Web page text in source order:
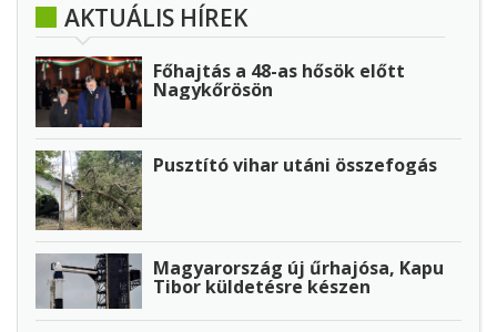
AKTUÁLIS HÍREK
Főhajtás a 48-as hősök előtt
Nagykőrösön
Pusztító vihar utáni összefogás
Magyarország új űrhajósa, Kapu
Tibor küldetésre készen